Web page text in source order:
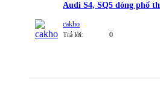
Audi S4, SQ5 dòng phổ
cakho
Trả lời:
0